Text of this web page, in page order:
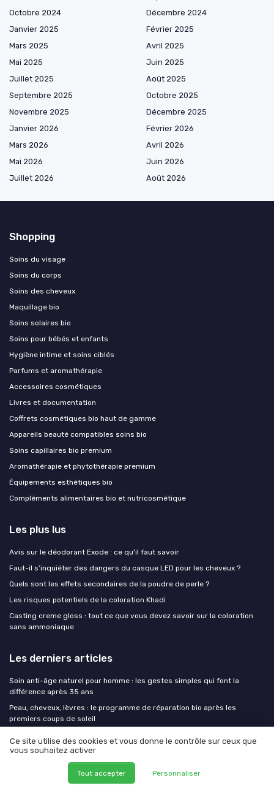
Octobre 2024
Décembre 2024
Janvier 2025
Février 2025
Mars 2025
Avril 2025
Mai 2025
Juin 2025
Juillet 2025
Août 2025
Septembre 2025
Octobre 2025
Novembre 2025
Décembre 2025
Janvier 2026
Février 2026
Mars 2026
Avril 2026
Mai 2026
Juin 2026
Juillet 2026
Août 2026
Shopping
Soins du visage
Soins du corps
Soins des cheveux
Maquillage bio
Soins solaires bio
Soins pour bébés et enfants
Hygiène intime et soins ciblés
Parfums et aromathérapie
Accessoires cosmétiques
Livres et documentation
Coffrets cosmétiques bio haut de gamme
Appareils beauté compatibles soins bio
Soins capillaires bio premium
Aromathérapie et phytothérapie premium
Équipements esthétiques bio
Compléments alimentaires bio et nutricosmétique
Les plus lus
Avis sur le déodorant Exode : ce qu'il faut savoir
Faut-il s’inquiéter des dangers du casque LED pour les cheveux ?
Quels sont les effets secondaires de la poudre de perle ?
Les risques potentiels de la coloration Khadi
Casting creme gloss : tout ce que vous devez savoir sur la coloration
sans ammoniaque
Les derniers articles
Soin anti-âge naturel pour homme : les gestes simples qui font la
différence après 35 ans
Peau, cheveux, lèvres : le programme de réparation bio après les
premiers coups de soleil
donner un peu de peps au teint
Test Beurre de karité raffiné Mystic Moments 5 kg : le gros seau pour
tambouilles maison
Ce site utilise des cookies et vous donne le contrôle sur ceux que
vous souhaitez activer
Tout accepter Personnaliser